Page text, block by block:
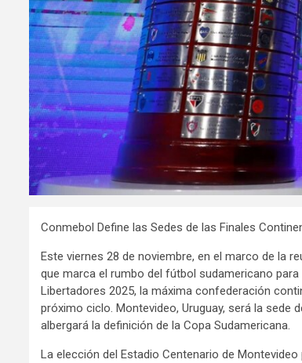
Conmebol Define las Sedes de las Finales
Este viernes 28 de noviembre, en el marco de la
que marca el rumbo del fútbol sudamericano
Libertadores 2025, la máxima confederación
próximo ciclo. Montevideo, Uruguay, será la sede
albergará la definición de la Copa Sudamericana.
La elección del Estadio Centenario de